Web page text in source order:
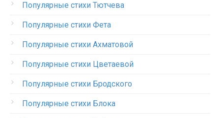
Популярные стихи Тютчева
Популярные стихи Фета
Популярные стихи Ахматовой
Популярные стихи Цветаевой
Популярные стихи Бродского
Популярные стихи Блока